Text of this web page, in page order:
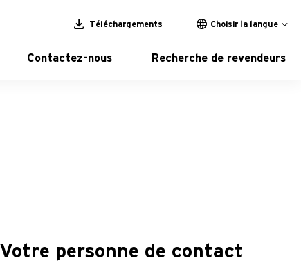
Téléchargements Choisir la langue
Contactez-nous Recherche de revendeurs
Votre personne de contact